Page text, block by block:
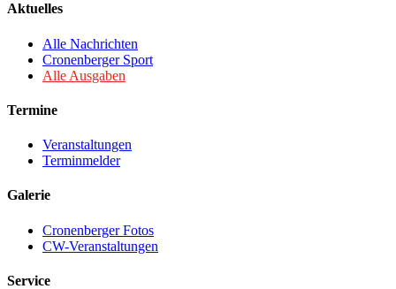
Aktuelles
Alle Nachrichten
Cronenberger Sport
Alle Ausgaben
Termine
Veranstaltungen
Terminmelder
Galerie
Cronenberger Fotos
CW-Veranstaltungen
Service